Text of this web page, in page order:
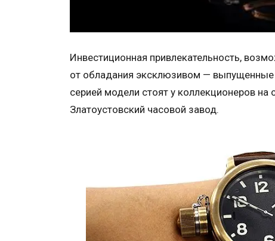
Инвестиционная привлекательность,
от обладания эксклюзивом — выпущенные
серией модели стоят у коллекционеров
Златоустовский часовой завод.